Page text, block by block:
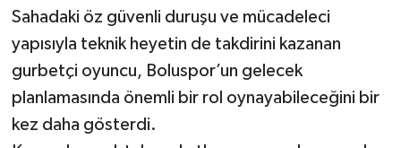
Sahadaki öz güvenli duruşu ve mücadeleci
yapısıyla teknik heyetin de takdirini kazanan
gurbetçi oyuncu, Boluspor’un gelecek
planlamasında önemli bir rol oynayabileceğini bir
kez daha gösterdi.